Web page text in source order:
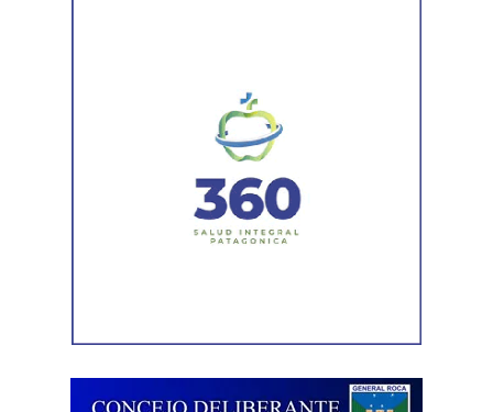
Durante el procedimiento, el personal encontró el teléfono
correspondiente para acreditar su propiedad. Además,
denunciado como robado